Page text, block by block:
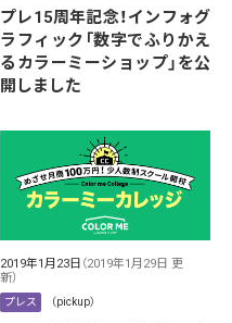
プレ15周年記念！インフォグ
ラフィック「数字でふりかえ
るカラーミーショップ」を公
開しました
2019年1月23日 （2019年1月29日 更
新）
プレス （pickup）